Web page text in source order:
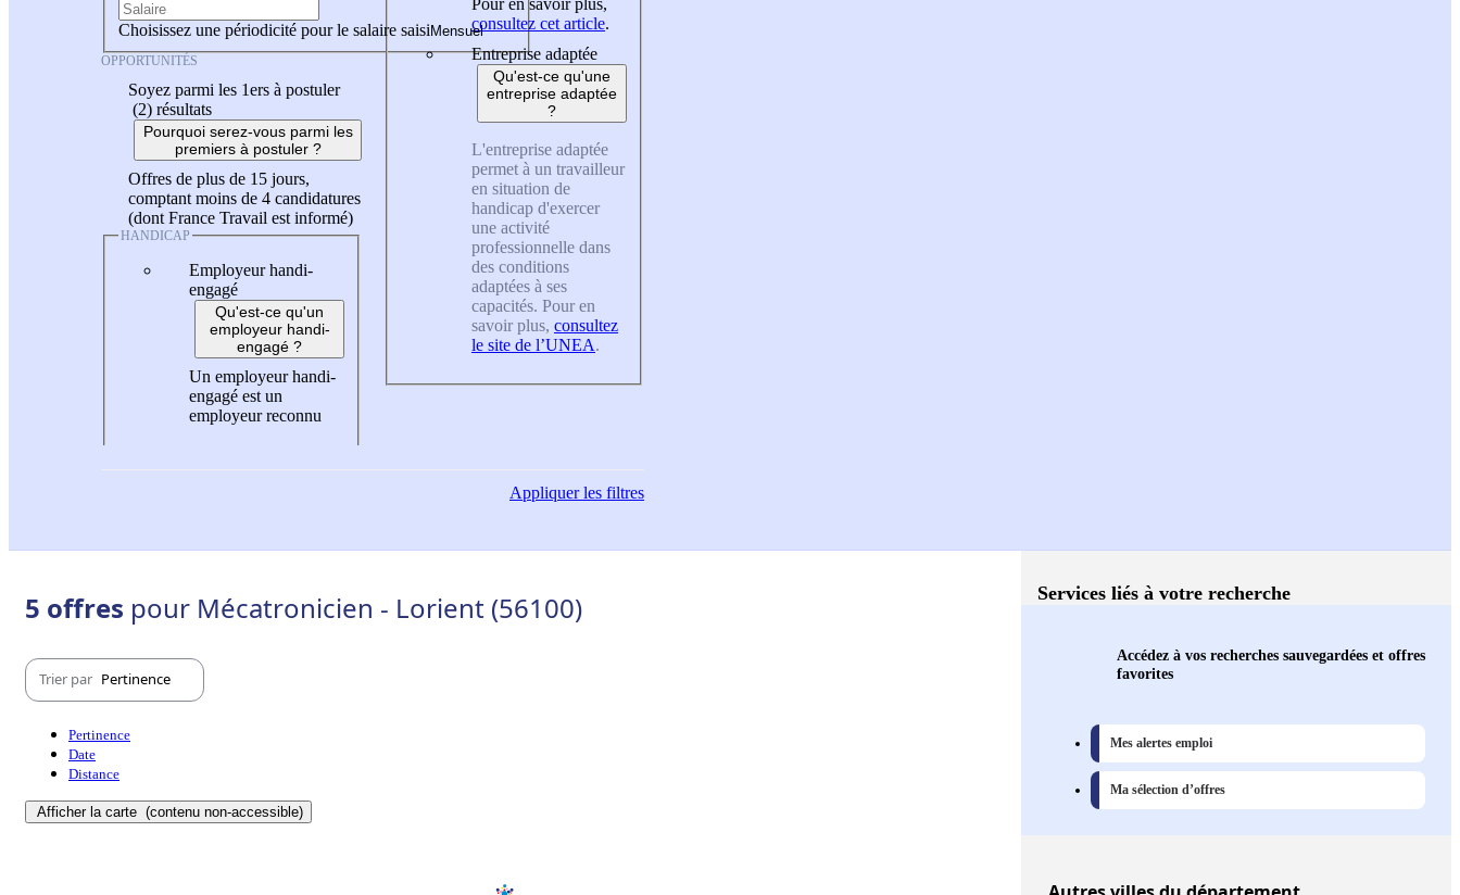
Choisissez une périodicité pour le salaire saisi
OPPORTUNITÉS
Soyez parmi les 1ers à postuler
(2) résultats
Pourquoi serez-vous parmi les
premiers à postuler ?
Offres de plus de 15 jours,
comptant moins de 4 candidatures
(dont France Travail est informé)
HANDICAP
Employeur handi-
engagé
Qu'est-ce qu'un
employeur handi-
engagé ?
Un employeur handi-
engagé est un
employeur reconnu
consultez cet article.
Entreprise adaptée
Qu'est-ce qu'une
entreprise adaptée
?
L'entreprise adaptée
permet à un travailleur
en situation de
handicap d'exercer
une activité
professionnelle dans
des conditions
adaptées à ses
capacités. Pour en
savoir plus, consultez
le site de l’UNEA.
Appliquerles filtres
5 offres pour Mécatronicien - Lorient (56100)
Trier par Pertinence
Pertinence
Date
Distance
Afficher la carte (contenu non-accessible)
Services liés à votre recherche
Accédez à vos recherches sauvegardées et offres
favorites
Mes alertes emploi
Ma sélection d’offres